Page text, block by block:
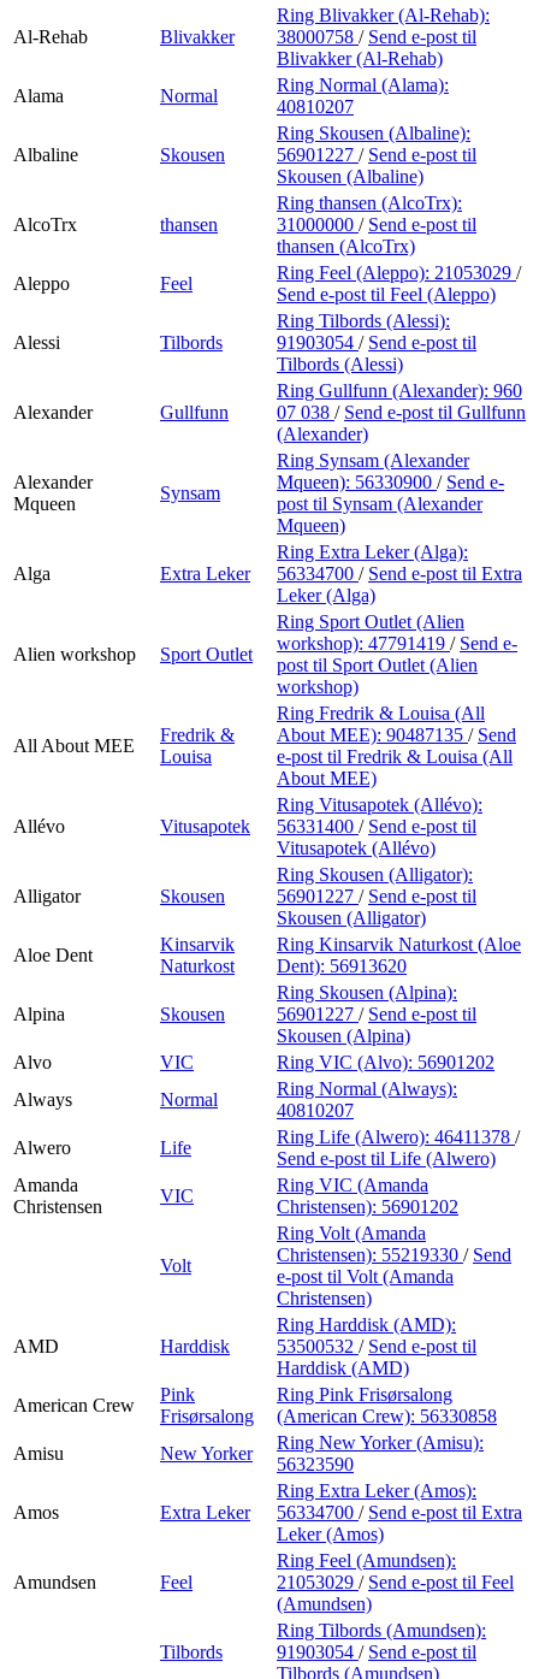
Al-Rehab Blivakker
Ring Blivakker (Al-Rehab):
38000758 / Send e-post til
Blivakker (Al-Rehab)
Alama
Normal
Ring Normal (Alama):
40810207
Albaline Skousen
Ring Skousen (Albaline):
56901227 / Send e-post til
Skousen (Albaline)
AlcoTrx thansen
Ring thansen (AlcoTrx):
31000000 / Send e-post til
thansen (AlcoTrx)
Aleppo
Feel
Ring Feel (Aleppo): 21053029 /
Send e-post til Feel (Aleppo)
Alessi Tilbords
Ring Tilbords (Alessi):
91903054 / Send e-post til
Tilbords (Alessi)
Alexander Gullfunn
Ring Gullfunn (Alexander): 960
07 038 / Send e-post til Gullfunn
(Alexander)
Alexander
Mqueen
Synsam
Ring Synsam (Alexander
Mqueen): 56330900 / Send e-
post til Synsam (Alexander
Mqueen)
Alga Extra Leker
Ring Extra Leker (Alga):
56334700 / Send e-post til Extra
Leker (Alga)
Alien workshop Sport Outlet
Ring Sport Outlet (Alien
workshop): 47791419 / Send e-
post til Sport Outlet (Alien
workshop)
All About MEE
Fredrik &
Louisa
Ring Fredrik & Louisa (All
About MEE): 90487135 / Send
e-post til Fredrik & Louisa (All
About MEE)
Allévo Vitusapotek
Ring Vitusapotek (Allévo):
56331400 / Send e-post til
Vitusapotek (Allévo)
Alligator Skousen
Ring Skousen (Alligator):
56901227 / Send e-post til
Skousen (Alligator)
Aloe Dent
Kinsarvik
Naturkost
Ring Kinsarvik Naturkost (Aloe
Dent): 56913620
Alpina Skousen
Ring Skousen (Alpina):
56901227 / Send e-post til
Skousen (Alpina)
Alvo
VIC Ring VIC (Alvo): 56901202
Always
Normal
Ring Normal (Always):
40810207
Alwero
Life
Ring Life (Alwero): 46411378 /
Send e-post til Life (Alwero)
Amanda
Christensen
VIC
Ring VIC (Amanda
Christensen): 56901202
Volt
Ring Volt (Amanda
Christensen): 55219330 / Send
e-post til Volt (Amanda
Christensen)
AMD Harddisk
Ring Harddisk (AMD):
53500532 / Send e-post til
Harddisk (AMD)
American Crew
Pink
Frisørsalong
Ring Pink Frisørsalong
(American Crew): 56330858
Amisu
New Yorker
Ring New Yorker (Amisu):
56323590
Amos Extra Leker
Ring Extra Leker (Amos):
56334700 / Send e-post til Extra
Leker (Amos)
Amundsen Feel
Ring Feel (Amundsen):
21053029 / Send e-post til Feel
(Amundsen)
Tilbords
Ring Tilbords (Amundsen):
91903054 / Send e-post til
Tilbords (Amundsen)